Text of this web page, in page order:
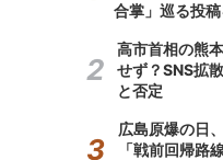
合掌」巡る投
高市首相の熊
せず？SNS拡
と否定
広島原爆の日
「戦前回帰